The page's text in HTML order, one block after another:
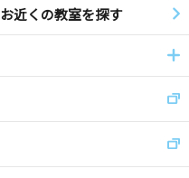
お近くの教室を探す